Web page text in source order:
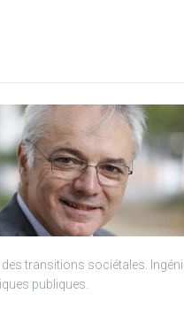
transitions sociétales.
publiques.